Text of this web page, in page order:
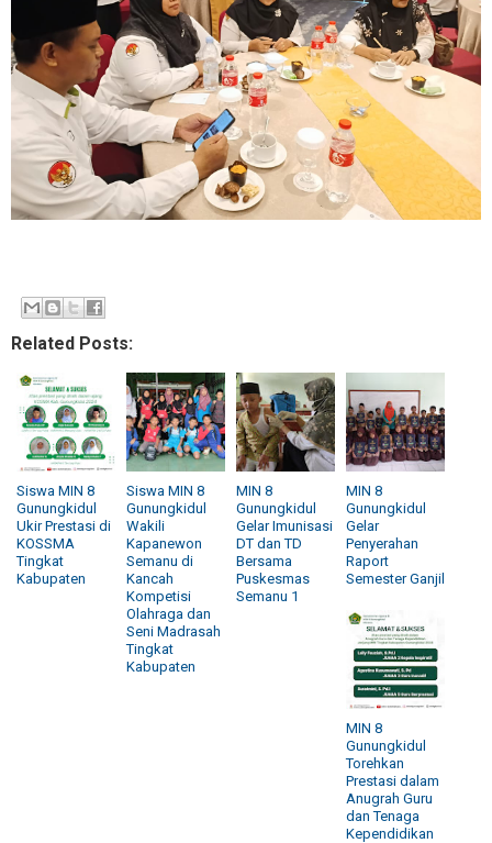
Related Posts:
Siswa MIN 8
Gunungkidul
Ukir Prestasi di
KOSSMA
Tingkat
Kabupaten
Siswa MIN 8
Gunungkidul
Wakili
Kapanewon
Semanu di
Kancah
Kompetisi
Olahraga dan
Seni Madrasah
Tingkat
Kabupaten
MIN 8
Gunungkidul
Gelar Imunisasi
DT dan TD
Bersama
Puskesmas
Semanu 1
MIN 8
Gunungkidul
Gelar
Penyerahan
Raport
Semester Ganjil
MIN 8
Gunungkidul
Torehkan
Prestasi dalam
Anugrah Guru
dan Tenaga
Kependidikan